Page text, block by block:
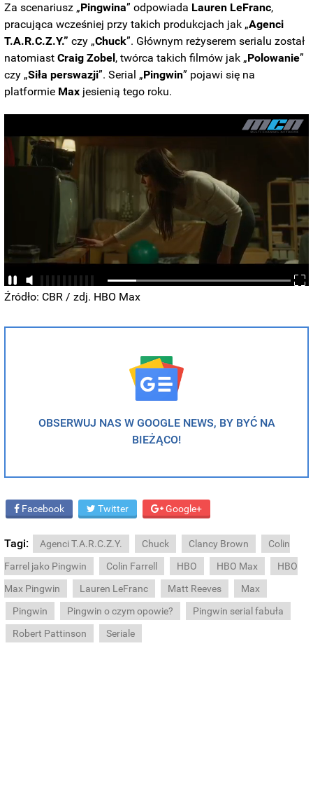
Za scenariusz „Pingwina” odpowiada Lauren LeFranc,
pracująca wcześniej przy takich produkcjach jak „Agenci
T.A.R.C.Z.Y.” czy „Chuck”. Głównym reżyserem serialu został
natomiastCraig Zobel , twórca takich filmów jak „Polowanie”
czy „Siła perswazji”. Serial „Pingwin” pojawi się na
platformie Max jesienią tego roku.
Źródło: CBR / zdj. HBO Max
OBSERWUJ NAS W GOOGLE NEWS, BY BYĆ NA
BIEŻĄCO!
Facebook Twitter Google+
Tagi: Agenci T.A.R.C.Z.Y. Chuck Clancy Brown
Colin
Farrel jako Pingwin
Colin Farrell HBO HBO Max
HBO
Max Pingwin
Lauren LeFranc Matt Reeves
Max
Pingwin
Pingwin o czym opowie?
Pingwin serial fabuła
Robert Pattinson
Seriale